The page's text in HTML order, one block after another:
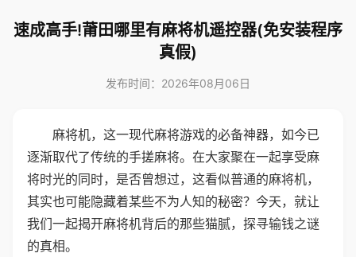
速成高手!莆田哪里有麻将机遥控器(免安装程序
真假)
发布时间：2026年08月06日
麻将机，这一现代麻将游戏的必备神器，如今已
逐渐取代了传统的手搓麻将。在大家聚在一起享受麻
将时光的同时，是否曾想过，这看似普通的麻将机，
其实也可能隐藏着某些不为人知的秘密？今天，就让
我们一起揭开麻将机背后的那些猫腻，探寻输钱之谜
的真相。